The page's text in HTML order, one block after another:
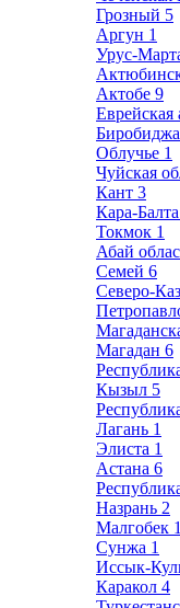
Грозный 5
Аргун 1
Урус-
Актобе 9
Еврейская
Облучье 1
Чуйская
Кант 3
Кара-Балта
Токмок 1
Абай
Семей 6
Северо-
Магадан 6
Кызыл 5
Лагань 1
Элиста 1
Астана 6
Назрань 2
Малгобек 1
Сунжа 1
Иссык-
Каракол 4